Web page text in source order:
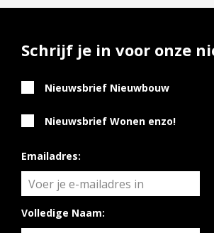
Schrijf je in voor onze
Nieuwsbrief Nieuwbouw
Nieuwsbrief Wonen enzo!
Emailadres:
Volledige Naam: